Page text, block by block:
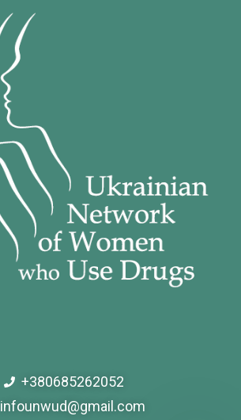
+380685262052
infounwud@gmail.com